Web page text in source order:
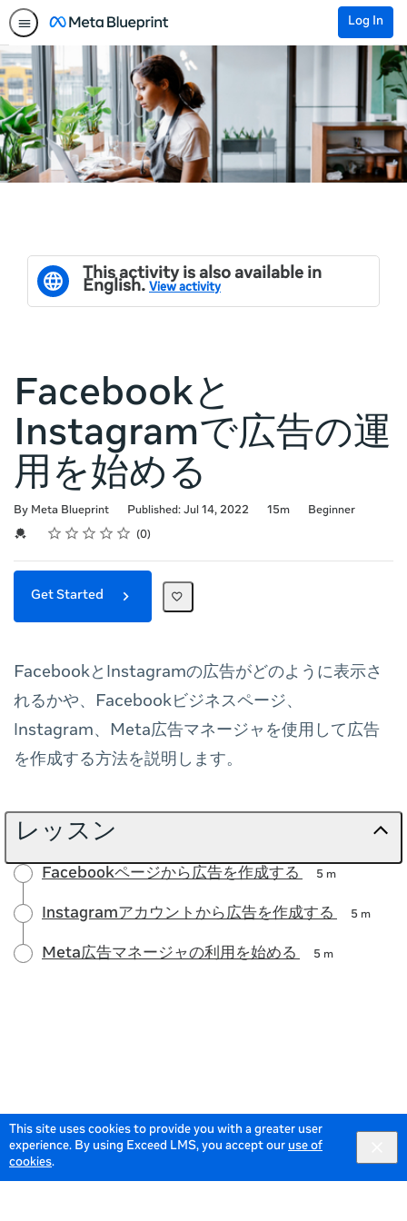
This site uses cookies to provide you with a greater user
experience. By using Exceed LMS, you accept our use of
cookies.
Log In
This activity is also available in
English. View activity
Facebookと
Instagramで広告の運
用を始める
By Meta Blueprint Published: Jul 14, 2022
Duration 15m
Difficulty
Beginner
Credential For Completion
Rating
1 star
2 stars
3 stars
4 stars
5 stars
Average rating: 0 0
No reviews
Get Started
FacebookとInstagramの広告がどのように表示さ
れるかや、Facebookビジネスページ、
Instagram、Meta広告マネージャを使用して広告
を作成する方法を説明します。
レッスン
Facebookページから広告を作成する 5 m
Instagramアカウントから広告を作成する 5 m
Meta広告マネージャの利用を始める 5 m